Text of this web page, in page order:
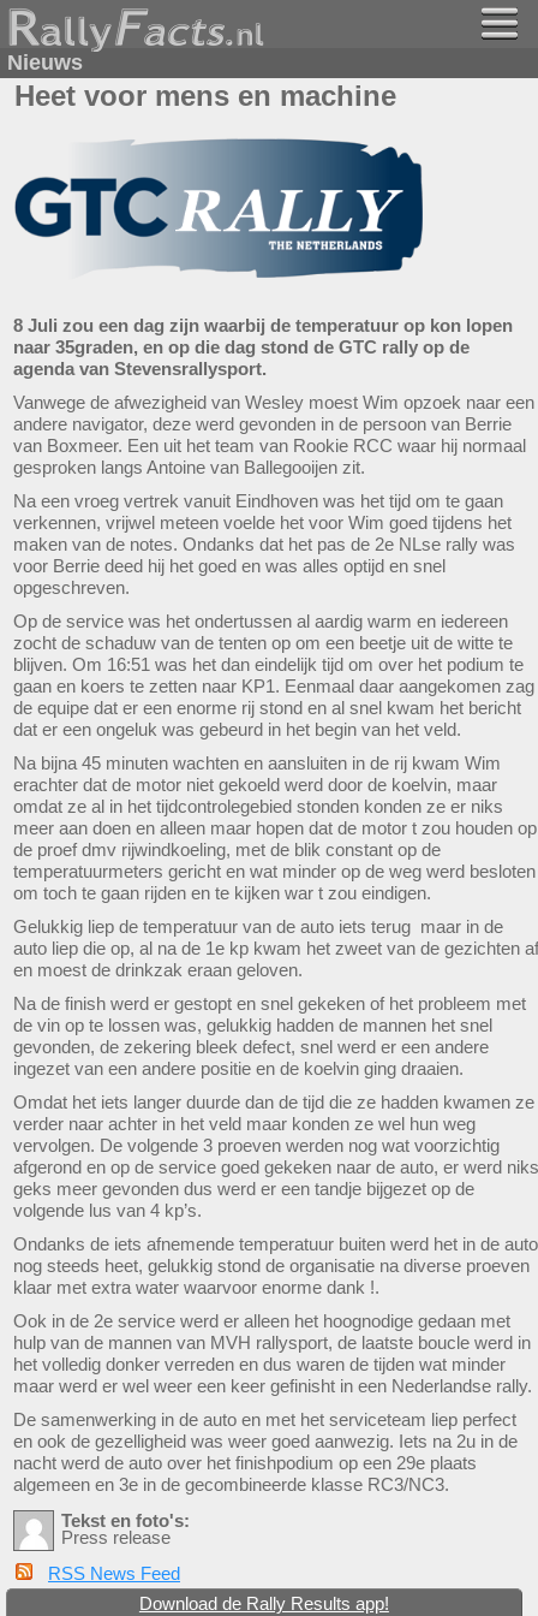
Nieuws
Heet voor mens en machine
8 Juli zou een dag zijn waarbij de temperatuur op kon lopen
naar 35graden, en op die dag stond de GTC rally op de
agenda van Stevensrallysport.
Vanwege de afwezigheid van Wesley moest Wim opzoek naar een
andere navigator, deze werd gevonden in de persoon van Berrie
van Boxmeer. Een uit het team van Rookie RCC waar hij normaal
gesproken langs Antoine van Ballegooijen zit.
Na een vroeg vertrek vanuit Eindhoven was het tijd om te gaan
verkennen, vrijwel meteen voelde het voor Wim goed tijdens het
maken van de notes. Ondanks dat het pas de 2e NLse rally was
voor Berrie deed hij het goed en was alles optijd en snel
opgeschreven.
Op de service was het ondertussen al aardig warm en iedereen
zocht de schaduw van de tenten op om een beetje uit de witte te
blijven. Om 16:51 was het dan eindelijk tijd om over het podium te
gaan en koers te zetten naar KP1. Eenmaal daar aangekomen zag
de equipe dat er een enorme rij stond en al snel kwam het bericht
dat er een ongeluk was gebeurd in het begin van het veld.
Na bijna 45 minuten wachten en aansluiten in de rij kwam Wim
erachter dat de motor niet gekoeld werd door de koelvin, maar
omdat ze al in het tijdcontrolegebied stonden konden ze er niks
meer aan doen en alleen maar hopen dat de motor t zou houden op
de proef dmv rijwindkoeling, met de blik constant op de
temperatuurmeters gericht en wat minder op de weg werd besloten
om toch te gaan rijden en te kijken war t zou eindigen.
Gelukkig liep de temperatuur van de auto iets terug maar in de
auto liep die op, al na de 1e kp kwam het zweet van de gezichten af
en moest de drinkzak eraan geloven.
Na de finish werd er gestopt en snel gekeken of het probleem met
de vin op te lossen was, gelukkig hadden de mannen het snel
gevonden, de zekering bleek defect, snel werd er een andere
ingezet van een andere positie en de koelvin ging draaien.
Omdat het iets langer duurde dan de tijd die ze hadden kwamen ze
verder naar achter in het veld maar konden ze wel hun weg
vervolgen. De volgende 3 proeven werden nog wat voorzichtig
afgerond en op de service goed gekeken naar de auto, er werd niks
geks meer gevonden dus werd er een tandje bijgezet op de
volgende lus van 4 kp’s.
Ondanks de iets afnemende temperatuur buiten werd het in de auto
nog steeds heet, gelukkig stond de organisatie na diverse proeven
klaar met extra water waarvoor enorme dank !.
Ook in de 2e service werd er alleen het hoognodige gedaan met
hulp van de mannen van MVH rallysport, de laatste boucle werd in
het volledig donker verreden en dus waren de tijden wat minder
maar werd er wel weer een keer gefinisht in een Nederlandse rally.
De samenwerking in de auto en met het serviceteam liep perfect
en ook de gezelligheid was weer goed aanwezig. Iets na 2u in de
nacht werd de auto over het finishpodium op een 29e plaats
algemeen en 3e in de gecombineerde klasse RC3/NC3.
Tekst en foto's:
Press release
RSS News Feed
Download de Rally Results app!